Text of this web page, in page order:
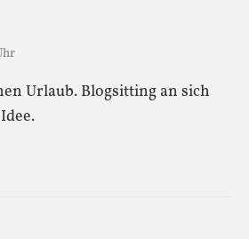
Urlaub. Blogsitting an sich